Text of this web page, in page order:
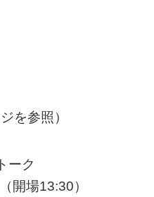
を参照）
ーク
開場13:30）